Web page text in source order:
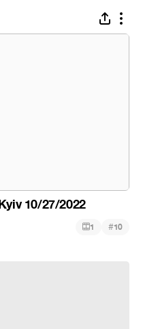
10/27/2022
1 #10